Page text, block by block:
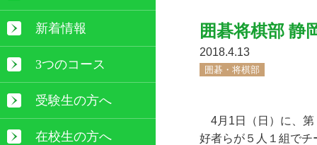
新着情報
3つのコース
受験生の方へ
在校生の方へ
囲碁将棋部 静
2018.4.13
囲碁・将棋部
4月1日（日）に、第
好者らが５人１組で